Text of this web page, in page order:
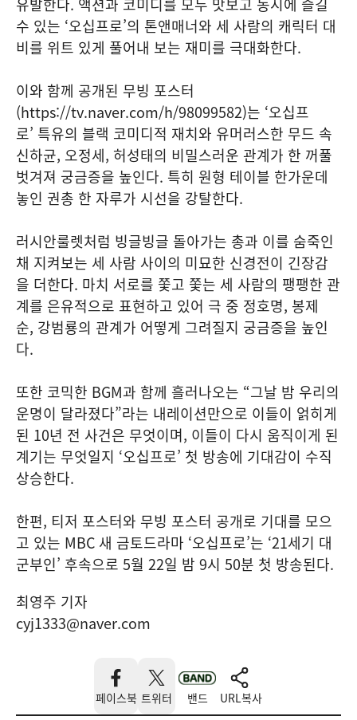
유발한다. 액션과 코미디를 모두 맛보고 동시에 즐길
수 있는 ‘오십프로’의 톤앤매너와 세 사람의 캐릭터 대
비를 위트 있게 풀어내 보는 재미를 극대화한다.
이와 함께 공개된 무빙 포스터
(https://tv.naver.com/h/98099582)는 ‘오십프
로’ 특유의 블랙 코미디적 재치와 유머러스한 무드 속
신하균, 오정세, 허성태의 비밀스러운 관계가 한 꺼풀
벗겨져 궁금증을 높인다. 특히 원형 테이블 한가운데
놓인 권총 한 자루가 시선을 강탈한다.
러시안룰렛처럼 빙글빙글 돌아가는 총과 이를 숨죽인
채 지켜보는 세 사람 사이의 미묘한 신경전이 긴장감
을 더한다. 마치 서로를 쫓고 쫓는 세 사람의 팽팽한 관
계를 은유적으로 표현하고 있어 극 중 정호명, 봉제
순, 강범룡의 관계가 어떻게 그려질지 궁금증을 높인
다.
또한 코믹한 BGM과 함께 흘러나오는 “그날 밤 우리의
운명이 달라졌다”라는 내레이션만으로 이들이 얽히게
된 10년 전 사건은 무엇이며, 이들이 다시 움직이게 된
계기는 무엇일지 ‘오십프로’ 첫 방송에 기대감이 수직
상승한다.
한편, 티저 포스터와 무빙 포스터 공개로 기대를 모으
고 있는 MBC 새 금토드라마 ‘오십프로’는 ‘21세기 대
군부인’ 후속으로 5월 22일 밤 9시 50분 첫 방송된다.
최영주 기자
cyj1333@naver.com
페이스북 트위터 밴드 URL복사